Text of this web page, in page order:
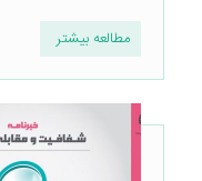
مطالعه بیشتر